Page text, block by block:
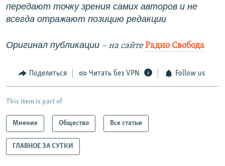
передают точку зрения самих авторов и не
всегда отражают позицию редакции
Оригинал публикации –​ на сайте Радио Свобода
Поделиться Читать без VPN Follow us
This item is part of
Мнение Общество Все статьи
ГЛАВНОЕ ЗА СУТКИ